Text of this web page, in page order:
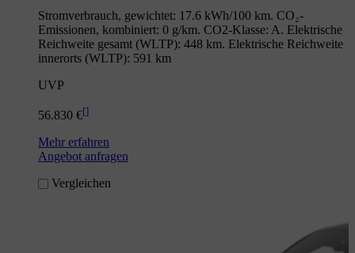
Stromverbrauch, gewichtet: 17.6 kWh/100 km. CO₂-
Emissionen, kombiniert: 0 g/km. CO2-Klasse: A. Elektrische
Reichweite gesamt (WLTP): 448 km. Elektrische Reichweite
innerorts (WLTP): 591 km
UVP
56.830 €[]
Mehr erfahren
Angebot anfragen
Vergleichen